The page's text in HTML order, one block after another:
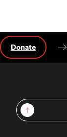
Sign Up
Donate